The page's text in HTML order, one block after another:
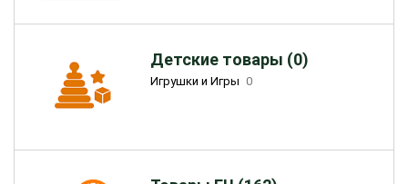
Детские товары (0)
Игрушки и Игры 0